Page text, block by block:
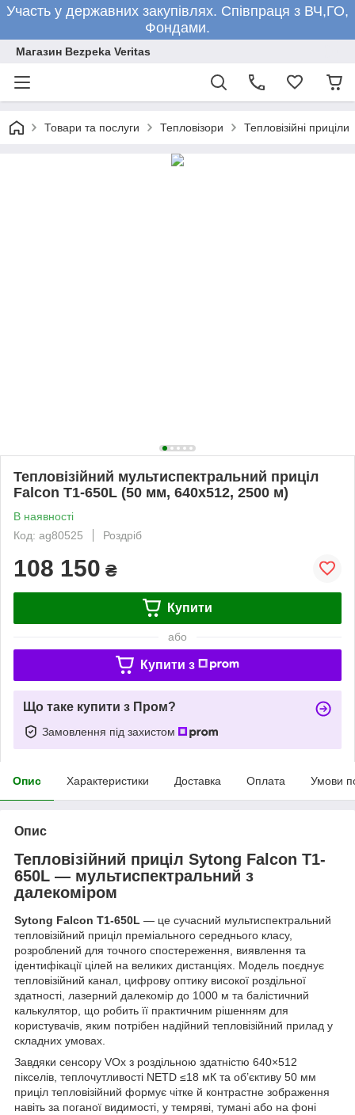
Участь у державних закупівлях. Співпраця з ВЧ,ГО,
Фондами.
Магазин Bezpeka Veritas
Товари та послуги Тепловізори Тепловізійні приціли
Тепловізійний мультиспектральний приціл
Falcon T1-650L (50 мм, 640х512, 2500 м)
В наявності
Код: ag80525
Роздріб
108 150 ₴
Купити
або
Купити з
Що таке купити з Пром?
Замовлення під захистом
Опис Характеристики Доставка Оплата Умови
Опис
Тепловізійний приціл Sytong Falcon T1-
650L — мультиспектральний з
далекоміром
Sytong Falcon T1-650L — це сучасний мультиспектральний
тепловізійний приціл преміального середнього класу,
розроблений для точного спостереження, виявлення та
ідентифікації цілей на великих дистанціях. Модель поєднує
тепловізійний канал, цифрову оптику високої роздільної
здатності, лазерний далекомір до 1000 м та балістичний
калькулятор, що робить її практичним рішенням для
користувачів, яким потрібен надійний тепловізійний прилад у
складних умовах.
Завдяки сенсору VOx з роздільною здатністю 640×512
пікселів, теплочутливості NETD ≤18 мК та об’єктиву 50 мм
приціл тепловізійний формує чітке й контрастне зображення
навіть за поганої видимості, у темряві, тумані або на фоні